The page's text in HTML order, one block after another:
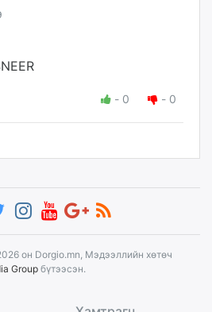
- 0 - 0
он Dorgio.mn, Мэдээллийн хөтөч
Group бүтээсэн.